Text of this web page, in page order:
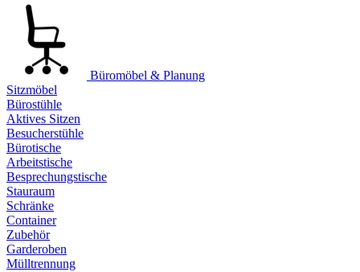
Büromöbel & Planung
Sitzmöbel
Bürostühle
Aktives Sitzen
Besucherstühle
Bürotische
Arbeitstische
Besprechungstische
Stauraum
Schränke
Container
Zubehör
Garderoben
Mülltrennung